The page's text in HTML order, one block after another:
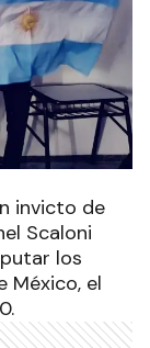
invicto de
Scaloni
los
México, el